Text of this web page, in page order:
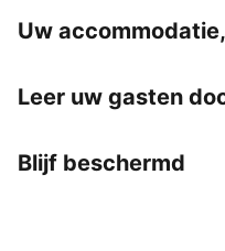
Uw
Leer uw gasten
Blijf beschermd